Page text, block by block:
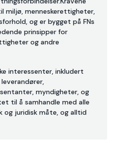
miljø, menneskerettigheter,
og er bygget på FNs
prinsipper for
og andre
interessenter, inkludert
myndigheter, og
til å samhandle med alle
og juridisk måte, og alltid